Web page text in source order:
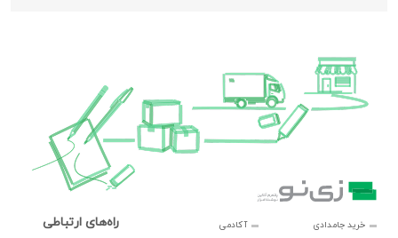
خرید جامدادی
آکادمی
راه‌های ارتباطی